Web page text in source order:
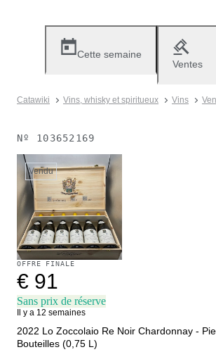
Cette semaine
Ventes
Catawiki Vins, whisky et spiritueux Vins
Nº 103652169
Vendu
OFFRE FINALE
€ 91
Sans prix de réserve
Il y a 12 semaines
2022 Lo Zoccolaio Re Noir Chardonnay -
Bouteilles (0,75 L)